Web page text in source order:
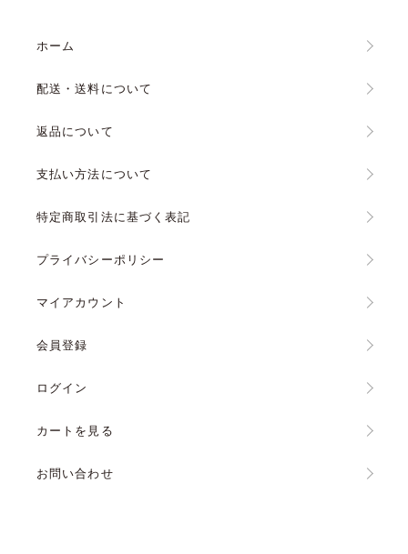
ホーム
配送・送料について
返品について
支払い方法について
特定商取引法に基づく表記
プライバシーポリシー
マイアカウント
会員登録
ログイン
カートを見る
お問い合わせ